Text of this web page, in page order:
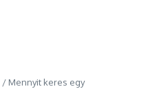
/ Mennyit keres egy